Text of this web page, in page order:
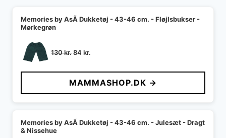
Memories by AsÃ­ Dukketøj - 43-46 cm. - Fløjlsbukser -
Mørkegrøn
130kr.Den
pris
var:
130 kr..
84 kr.
pris
er:
84 kr..
MAMMASHOP.DK →
Memories by AsÃ­ Dukketøj - 43-46 cm. - Julesæt - Dragt
& Nissehue